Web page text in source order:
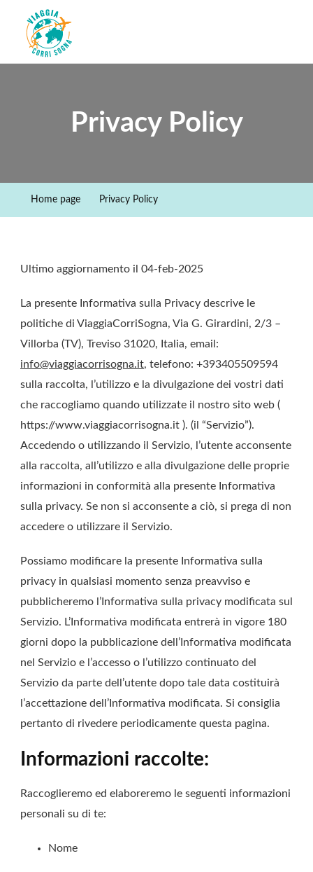
Viaggiacorrisogna – Blog di
viaggi e running
Viaggi zaino in spalla e corse in giro per il mondo
Privacy Policy
Home page Privacy Policy
Ultimo aggiornamento il 04-feb-2025
La presente Informativa sulla Privacy descrive le
politiche di ViaggiaCorriSogna, Via G. Girardini, 2/3 –
Villorba (TV), Treviso 31020, Italia, email:
info@viaggiacorrisogna.it, telefono: +393405509594
sulla raccolta, l’utilizzo e la divulgazione dei vostri dati
che raccogliamo quando utilizzate il nostro sito web (
https://www.viaggiacorrisogna.it ). (il “Servizio”).
Accedendo o utilizzando il Servizio, l’utente acconsente
alla raccolta, all’utilizzo e alla divulgazione delle proprie
informazioni in conformità alla presente Informativa
sulla privacy. Se non si acconsente a ciò, si prega di non
accedere o utilizzare il Servizio.
Possiamo modificare la presente Informativa sulla
privacy in qualsiasi momento senza preavviso e
pubblicheremo l’Informativa sulla privacy modificata sul
Servizio. L’Informativa modificata entrerà in vigore 180
giorni dopo la pubblicazione dell’Informativa modificata
nel Servizio e l’accesso o l’utilizzo continuato del
Servizio da parte dell’utente dopo tale data costituirà
l’accettazione dell’Informativa modificata. Si consiglia
pertanto di rivedere periodicamente questa pagina.
Informazioni raccolte:
Raccoglieremo ed elaboreremo le seguenti informazioni
personali su di te:
Nome